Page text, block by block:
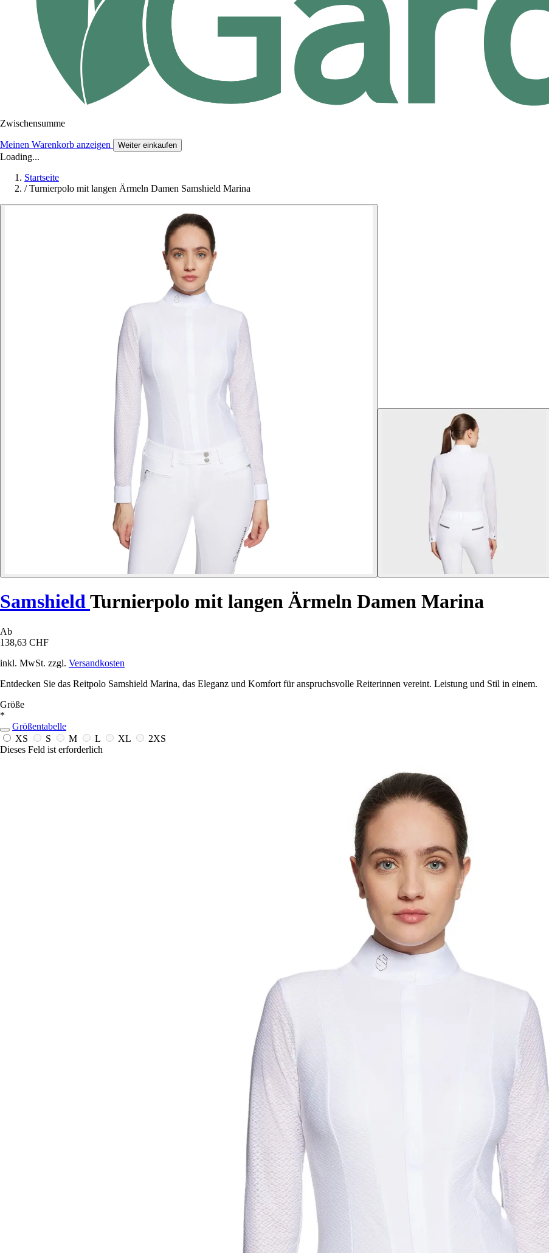
Zwischensumme
Meinen Warenkorb anzeigen Weiter einkaufen
Loading...
Startseite
/ Turnierpolo mit langen Ärmeln Damen Samshield Marina
SamshieldTurnierpolo mit langen Ärmeln Damen Marina
Ab
138,63 CHF
inkl. MwSt. zzgl. Versandkosten
Entdecken Sie das Reitpolo Samshield Marina, das Eleganz und Komfort für anspruchsvolle Reiterinnen vereint. Leistung und Stil in einem.
Größe
*
Größentabelle
XS
S M L XL
2XS
Dieses Feld ist erforderlich